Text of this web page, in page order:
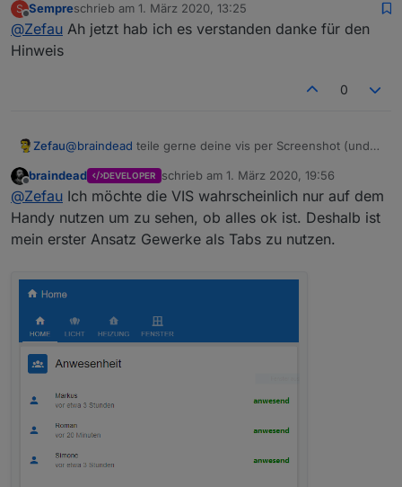
Konfiguration / erste Schritte
siehe Wiki auf Github
Ausblick / Roadmap
MEILENSTEINE / ROADMAPs
siehe
https://github.com/Zefau/ioBroker.jarvis/milestones
schreiben (alsojarvis.0.devices
jarvis.0.settings).
S
Offline
Sempreschrieb am 1. März 2020, 13:25
zuletzt editiert von
@Zefau Ah jetzt hab ich es verstanden danke für den
Hinweis
0
Zefau@braindead teile gerne deine vis per Screenshot (und
gemacht hast :-)
Offline
braindead DEVELOPER schrieb am 1. März 2020, 19:56
zuletzt editiert von
@Zefau Ich möchte die VIS wahrscheinlich nur auf dem
Handy nutzen um zu sehen, ob alles ok ist. Deshalb ist
mein erster Ansatz Gewerke als Tabs zu nutzen.